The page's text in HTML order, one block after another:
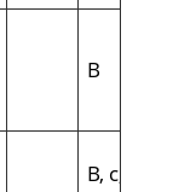
B
B, c, d